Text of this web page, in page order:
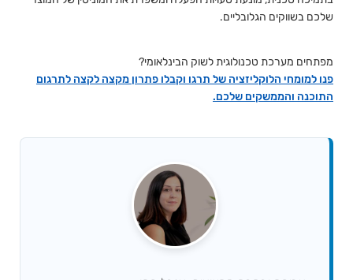
שלכם בשווקים הגלובליים.
מפתחים מערכת טכנולוגית לשוק הבינלאומי?
פנו למומחי הלוקליזציה של תרגו וקבלו פתרון מקצה לקצה לתרגום
התוכנה והממשקים שלכם.